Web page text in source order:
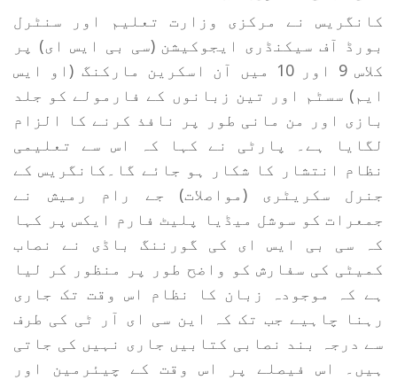
کانگریس نے مرکزی وزارت تعلیم اور سنٹرل
بورڈ آف سیکنڈری ایجوکیشن (سی بی ایس ای) پر
کلاس 9 اور 10 میں آن اسکرین مارکنگ (او ایس
ایم) سسٹم اور تین زبانوں کے فارمولے کو جلد
بازی اور من مانی طور پر نافذ کرنے کا الزام
لگایا ہے۔ پارٹی نے کہا کہ اس سے تعلیمی
نظام انتشار کا شکار ہو جائے گا۔کانگریس کے
جنرل سکریٹری (مواصلات) جے رام رمیش نے
جمعرات کو سوشل میڈیا پلیٹ فارم ایکس پر کہا
کہ سی بی ایس ای کی گورننگ باڈی نے نصاب
کمیٹی کی سفارش کو واضح طور پر منظور کر لیا
ہے کہ موجودہ زبان کا نظام اس وقت تک جاری
رہنا چاہیے جب تک کہ این سی ای آر ٹی کی طرف
سے درجہ بند نصابی کتابیں جاری نہیں کی جاتی
ہیں۔ اس فیصلے پر اس وقت کے چیئرمین اور